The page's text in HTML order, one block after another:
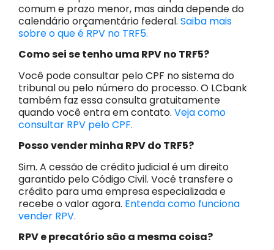
comum e prazo menor, mas ainda depende do
calendário orçamentário federal. Saiba mais
sobre o que é RPV no TRF5.
Como sei se tenho uma RPV no TRF5?
Você pode consultar pelo CPF no sistema do
tribunal ou pelo número do processo. O LCbank
também faz essa consulta gratuitamente
quando você entra em contato. Veja como
consultar RPV pelo CPF.
Posso vender minha RPV do TRF5?
Sim. A cessão de crédito judicial é um direito
garantido pelo Código Civil. Você transfere o
crédito para uma empresa especializada e
recebe o valor agora. Entenda como funciona
vender RPV.
RPV e precatório são a mesma coisa?